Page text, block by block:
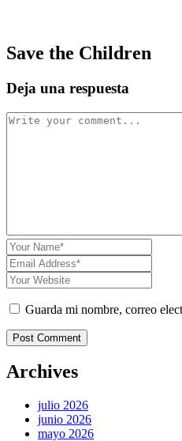
Save the Children
Deja una respuesta
Guarda mi nombre, correo
Post Comment
Archives
julio 2026
junio 2026
mayo 2026